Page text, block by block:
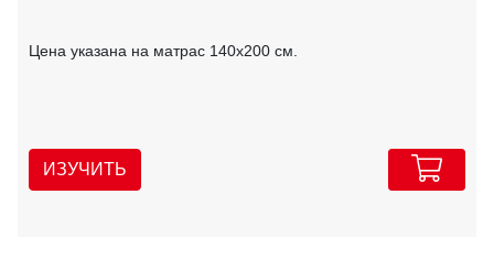
Цена указана на матрас 140х200 см.
ИЗУЧИТЬ